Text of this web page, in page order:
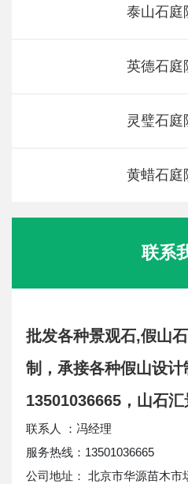
泰山石庭
英德石庭
灵璧石庭
黄蜡石庭
联系
批发各种景观石,假山
制，承接各种假山设
13501036665，山石汇
联系人 ：冯经理
服务热线：13501036665
公司地址： 北京市华源苗木市